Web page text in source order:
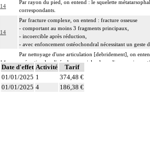
14
Par rayon du pied, on entend : le squelette
correspondants.
14
Par fracture complexe, on entend : fracture osseuse
- comportant au moins 3 fragments principaux,
- incoercible après réduction,
- avec enfoncement ostéochondral nécessitant un geste
14
Par nettoyage d'une articulation [debridement], on
- résection localisée de synoviale, de replis synoviaux et/
- ablation de corps étrangers intraarticulaires, de
Par exérèse partielle d'un os, on entend :
- exérèse de fragment osseux, sans interruption de la
Date d'effet Activité
Tarif
01/01/2025 1
374,48 €
01/01/2025 4 186,38 €